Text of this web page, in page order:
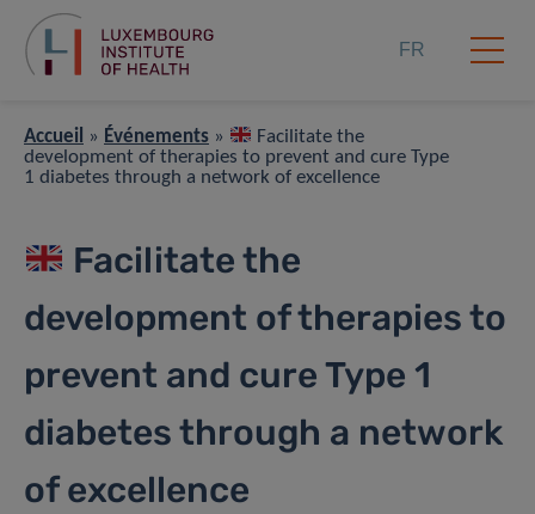
FR
Accueil » Événements »
Facilitate the
development of therapies to prevent and cure Type
1 diabetes through a network of excellence
Facilitate the
development of therapies to
prevent and cure Type 1
diabetes through a network
of excellence